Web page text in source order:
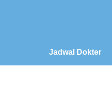
Jadwal Dokter